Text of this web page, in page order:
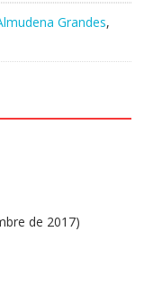
Grandes,
de 2017)